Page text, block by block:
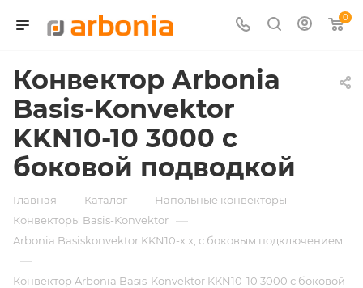
0
Конвектор Arbonia
Basis-Konvektor
KKN10-10 3000 с
боковой подводкой
Главная — Каталог — Напольные конвекторы —
Конвекторы Basis-Konvektor —
Arbonia Basiskonvektor KKN10-х x, с боковым подключением
—
Конвектор Arbonia Basis-Konvektor KKN10-10 3000 с боковой